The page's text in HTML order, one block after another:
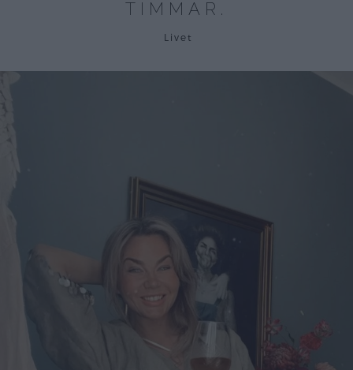
TIMMAR.
Livet